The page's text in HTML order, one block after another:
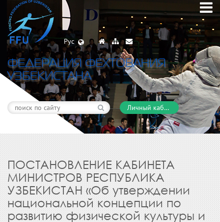
Рус
ФЕДЕРАЦИЯ ФЕХТОВАНИЯ
УЗБЕКИСТАНА
Личный кабинет
ПОСТАНОВЛЕНИЕ КАБИНЕТА
МИНИСТРОВ РЕСПУБЛИКА
УЗБЕКИСТАН «Об утверждении
национальной концепции по
развитию физической культуры и